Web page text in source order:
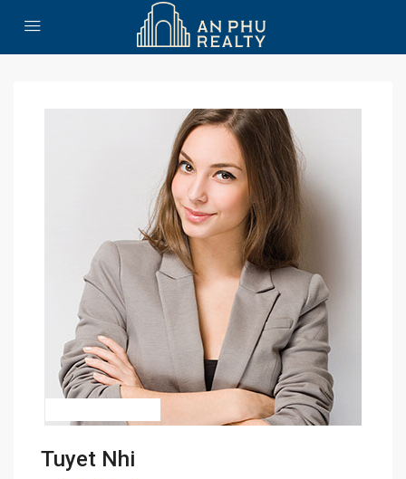
Tuyet Nhi